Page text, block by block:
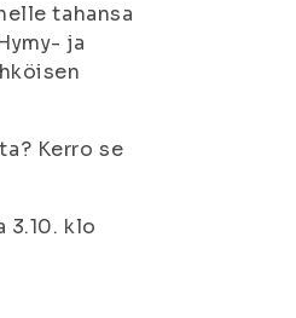
tahansa
ja
Kerro se
3.10. klo